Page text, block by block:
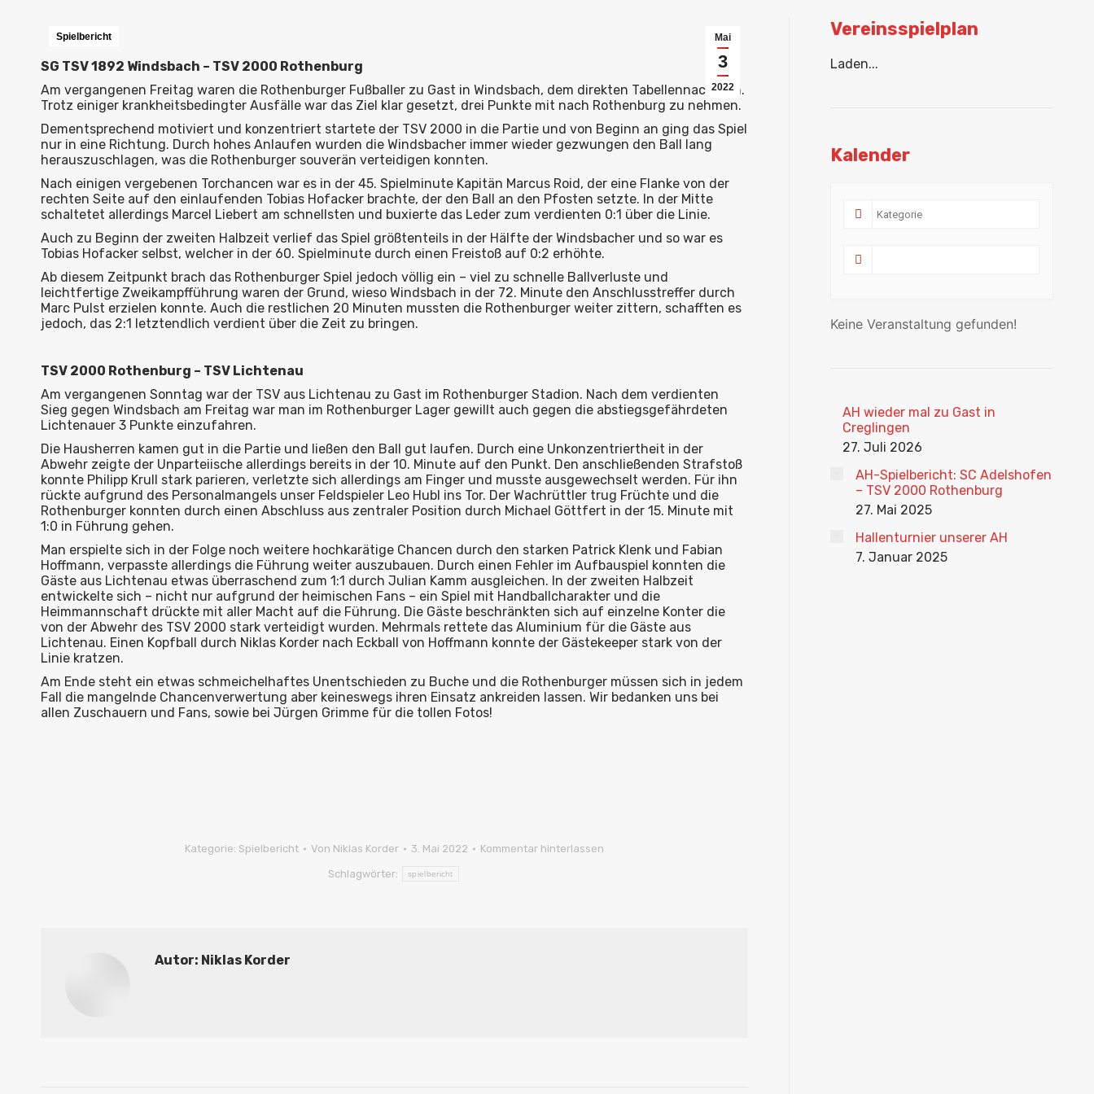
Mai
3
2022
Spielbericht
SG TSV 1892 Windsbach – TSV 2000 Rothenburg
Am vergangenen Freitag waren die Rothenburger Fußballer zu Gast in Windsbach, dem direkten Tabellennachbarn.
Trotz einiger krankheitsbedingter Ausfälle war das Ziel klar gesetzt, drei Punkte mit nach Rothenburg zu nehmen.
Dementsprechend motiviert und konzentriert startete der TSV 2000 in die Partie und von Beginn an ging das Spiel
nur in eine Richtung. Durch hohes Anlaufen wurden die Windsbacher immer wieder gezwungen den Ball lang
herauszuschlagen, was die Rothenburger souverän verteidigen konnten.
Nach einigen vergebenen Torchancen war es in der 45. Spielminute Kapitän Marcus Roid, der eine Flanke von der
rechten Seite auf den einlaufenden Tobias Hofacker brachte, der den Ball an den Pfosten setzte. In der Mitte
schaltetet allerdings Marcel Liebert am schnellsten und buxierte das Leder zum verdienten 0:1 über die Linie.
Auch zu Beginn der zweiten Halbzeit verlief das Spiel größtenteils in der Hälfte der Windsbacher und so war es
Tobias Hofacker selbst, welcher in der 60. Spielminute durch einen Freistoß auf 0:2 erhöhte.
Ab diesem Zeitpunkt brach das Rothenburger Spiel jedoch völlig ein – viel zu schnelle Ballverluste und
leichtfertige Zweikampfführung waren der Grund, wieso Windsbach in der 72. Minute den Anschlusstreffer durch
Marc Pulst erzielen konnte. Auch die restlichen 20 Minuten mussten die Rothenburger weiter zittern, schafften es
jedoch, das 2:1 letztendlich verdient über die Zeit zu bringen.
TSV 2000 Rothenburg – TSV Lichtenau
Am vergangenen Sonntag war der TSV aus Lichtenau zu Gast im Rothenburger Stadion. Nach dem verdienten
Sieg gegen Windsbach am Freitag war man im Rothenburger Lager gewillt auch gegen die abstiegsgefährdeten
Lichtenauer 3 Punkte einzufahren.
Die Hausherren kamen gut in die Partie und ließen den Ball gut laufen. Durch eine Unkonzentriertheit in der
Abwehr zeigte der Unparteiische allerdings bereits in der 10. Minute auf den Punkt. Den anschließenden Strafstoß
konnte Philipp Krull stark parieren, verletzte sich allerdings am Finger und musste ausgewechselt werden. Für ihn
rückte aufgrund des Personalmangels unser Feldspieler Leo Hubl ins Tor. Der Wachrüttler trug Früchte und die
Rothenburger konnten durch einen Abschluss aus zentraler Position durch Michael Göttfert in der 15. Minute mit
1:0 in Führung gehen.
Man erspielte sich in der Folge noch weitere hochkarätige Chancen durch den starken Patrick Klenk und Fabian
Hoffmann, verpasste allerdings die Führung weiter auszubauen. Durch einen Fehler im Aufbauspiel konnten die
Gäste aus Lichtenau etwas überraschend zum 1:1 durch Julian Kamm ausgleichen. In der zweiten Halbzeit
entwickelte sich – nicht nur aufgrund der heimischen Fans – ein Spiel mit Handballcharakter und die
Heimmannschaft drückte mit aller Macht auf die Führung. Die Gäste beschränkten sich auf einzelne Konter die
von der Abwehr des TSV 2000 stark verteidigt wurden. Mehrmals rettete das Aluminium für die Gäste aus
Lichtenau. Einen Kopfball durch Niklas Korder nach Eckball von Hoffmann konnte der Gästekeeper stark von der
Linie kratzen.
Am Ende steht ein etwas schmeichelhaftes Unentschieden zu Buche und die Rothenburger müssen sich in jedem
Fall die mangelnde Chancenverwertung aber keineswegs ihren Einsatz ankreiden lassen. Wir bedanken uns bei
allen Zuschauern und Fans, sowie bei Jürgen Grimme für die tollen Fotos!
Kategorie: Spielbericht Von Niklas Korder 3. Mai 2022 Kommentar hinterlassen
Schlagwörter: spielbericht
Autor: Niklas Korder
Vereinsspielplan
Laden...
Kalender
Keine Veranstaltung gefunden!
AH wieder mal zu Gast in
Creglingen
27. Juli 2026
AH-Spielbericht: SC Adelshofen
– TSV 2000 Rothenburg
27. Mai 2025
Hallenturnier unserer AH
7. Januar 2025